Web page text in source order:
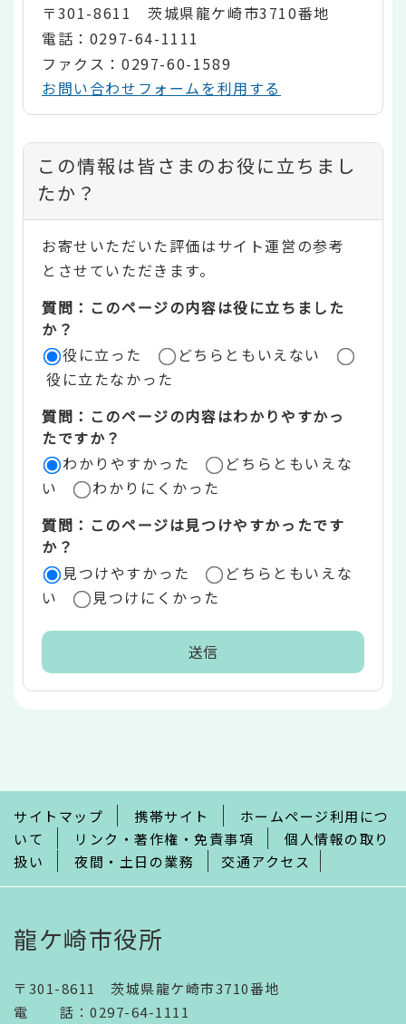
〒301-8611 茨城県龍ケ崎市3710番地
電話：0297-64-1111
ファクス：0297-60-1589
お問い合わせフォームを利用する
コ
ン
テ
ン
ツ
評
価
リ
ア
この情報は皆さまのお役に立ちまし
たか？
お寄せいただいた評価はサイト運営の参考
とさせていただきます。
質問：このページの内容は役に立ちました
か？
役に立った
どちらともいえない
役に立たなかった
質問：このページの内容はわかりやすかっ
たですか？
わかりやすかった
どちらともいえな
い
わかりにくかった
質問：このページは見つけやすかったです
か？
見つけやすかった
どちらともいえな
い
見つけにくかった
で
サイトマップ 携帯サイト
ホームページ利用につ
いて
リンク・著作権・免責事項
個人情報の取り
扱い
夜間・土日の業務 交通アクセス
龍ケ崎市役所
〒301-8611 茨城県龍ケ崎市3710番地
電話 ： 0297-64-1111